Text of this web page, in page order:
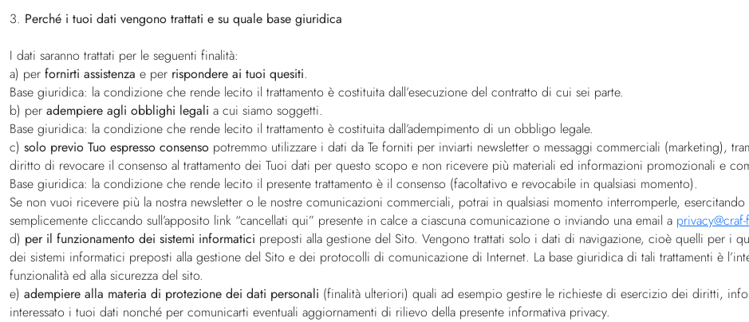
3. Perché i tuoi dati vengono trattati e su quale base giuridica
I dati saranno trattati per le seguenti finalità:
a) per fornirti assistenza e per rispondere ai tuoi quesiti.
Base giuridica: la condizione che rende lecito il trattamento è costituita dall’esecuzione del contratto di cui sei parte.
b) per adempiere agli obblighi legali a cui siamo soggetti.
Base giuridica: la condizione che rende lecito il trattamento è costituita dall’adempimento di un obbligo legale.
c) solo previo Tuo espresso consenso potremmo utilizzare i dati da Te forniti per inviarti newsletter o messaggi commerciali (marketing),
diritto di revocare il consenso al trattamento dei Tuoi dati per questo scopo e non ricevere più materiali ed informazioni promozionali e
Base giuridica: la condizione che rende lecito il presente trattamento è il consenso (facoltativo e revocabile in qualsiasi momento).
Se non vuoi ricevere più la nostra newsletter o le nostre comunicazioni commerciali, potrai in qualsiasi momento interromperle,
semplicemente cliccando sull’apposito link “cancellati qui” presente in calce a ciascuna comunicazione o inviando una email a
d) per il funzionamento dei sistemi informatici preposti alla gestione del Sito. Vengono trattati solo i dati di navigazione, cioè quelli per i
dei sistemi informatici preposti alla gestione del Sito e dei protocolli di comunicazione di Internet. La base giuridica di tali trattamenti è
funzionalità ed alla sicurezza del sito.
e) adempiere alla materia di protezione dei dati personali (finalità ulteriori) quali ad esempio gestire le richieste di esercizio dei diritti,
interessato i tuoi dati nonché per comunicarti eventuali aggiornamenti di rilievo della presente informativa privacy.